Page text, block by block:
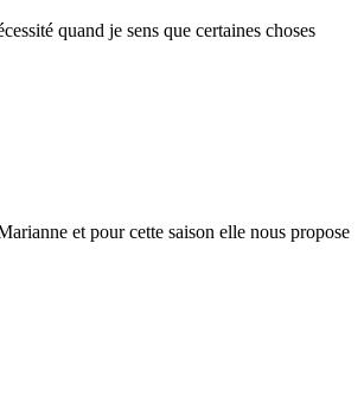
quand je sens que certaines choses
et pour cette saison elle nous propose